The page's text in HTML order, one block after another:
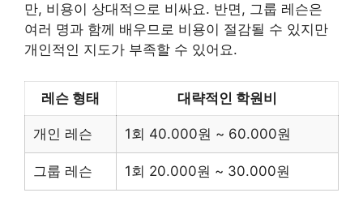
만, 비용이 상대적으로 비싸요. 반면, 그룹 레슨은
여러 명과 함께 배우므로 비용이 절감될 수 있지만
개인적인 지도가 부족할 수 있어요.
레슨 형태 대략적인 학원비
개인 레슨 1회 40.000원 ~ 60.000원
그룹 레슨 1회 20.000원 ~ 30.000원